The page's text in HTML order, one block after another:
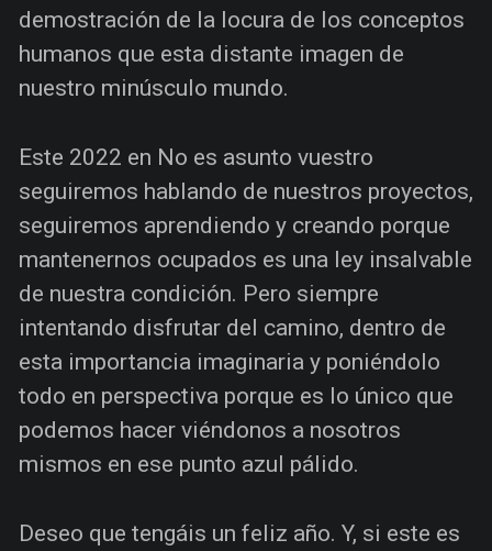
demostración de la locura de los conceptos
humanos que esta distante imagen de
nuestro minúsculo mundo.
Este 2022 en No es asunto vuestro
seguiremos hablando de nuestros proyectos,
seguiremos aprendiendo y creando porque
mantenernos ocupados es una ley insalvable
de nuestra condición. Pero siempre
intentando disfrutar del camino, dentro de
esta importancia imaginaria y poniéndolo
todo en perspectiva porque es lo único que
podemos hacer viéndonos a nosotros
mismos en ese punto azul pálido.
Deseo que tengáis un feliz año. Y, si este es